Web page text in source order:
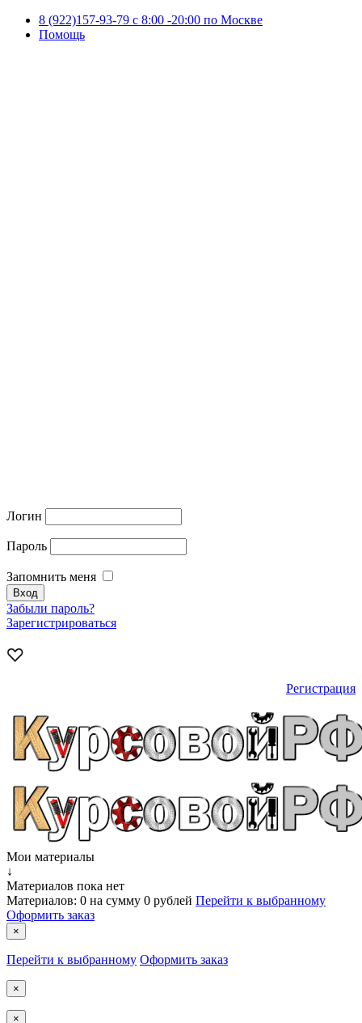
8 (922)157-93-79 c 8:00 -20:00 по Москве
Помощь
Логин
Пароль
Запомнить меня
Забыли пароль?
Зарегистрироваться
Регистрация
Мои материалы
↓
Материалов пока нет
Материалов: 0 на сумму 0 рублей Перейти к выбранному
Оформить заказ
×
Перейти к выбранному Оформить заказ
×
×